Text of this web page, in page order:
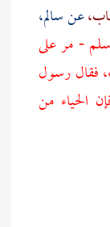
عنسالم،
- مر على
فقال رسول
الحياء من